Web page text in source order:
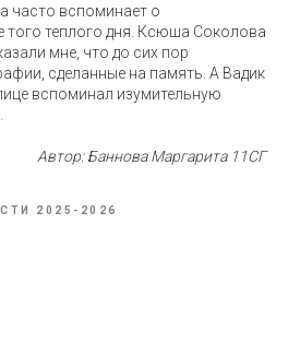
часто вспоминает о
того теплого дня. Ксюша Соколова
мне, что до сих пор
сделанные на память. А Вадик
вспоминал изумительную
Автор: Баннова Маргарита 11СГ
2025-2026